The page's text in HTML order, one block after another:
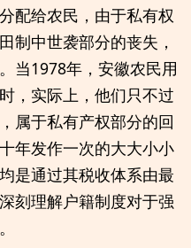
配给农民，由于私有权
制中世袭部分的丧失，
当1978年，安徽农民用
，实际上，他们只不过
属于私有产权部分的回
年发作一次的大大小小
是通过其税收体系由最
刻理解户籍制度对于强